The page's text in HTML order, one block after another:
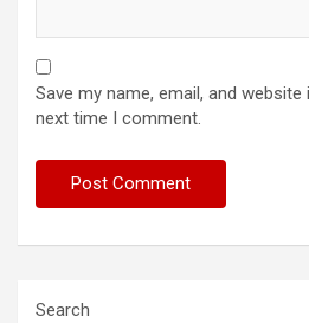
Save my name, email, and
next time I comment.
Search